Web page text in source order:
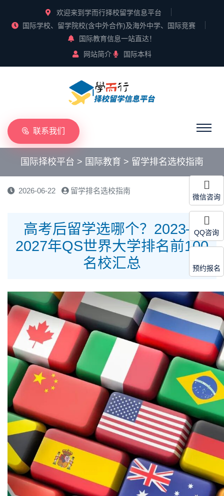
欢迎来到学而行择校留学信息平台
国际学校、留学院校(含中外合作)及海外中学、国际竞赛
国际教育信息一站直达！
网站简介
国际本科
联系我们
国际择校平台 > 国际教育 > 留学排名选校指南
2026-06-22 留学排名选校指南
高考后留学选哪个？2023—
2027年QS世界大学排名前100
名校汇总
微信咨询
QQ咨询
预约报名